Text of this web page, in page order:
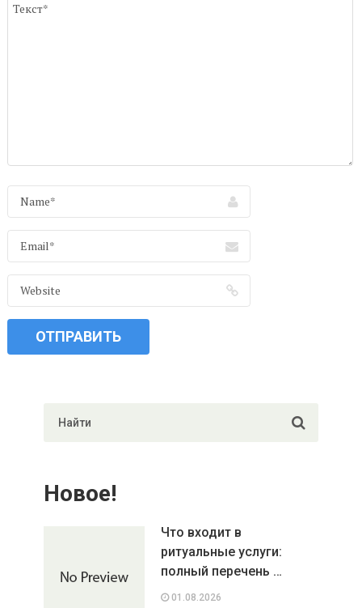
Новое!
Что входит в
ритуальные услуги:
полный перечень …
01.08.2026